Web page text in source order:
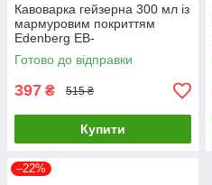
Кавоварка гейзерна 300 мл із
мармуровим покриттям
Edenberg EB-
3785/ Кавоварка на газову
плиту
Готово до відправки
397 ₴ 515 ₴
Купити
–22%